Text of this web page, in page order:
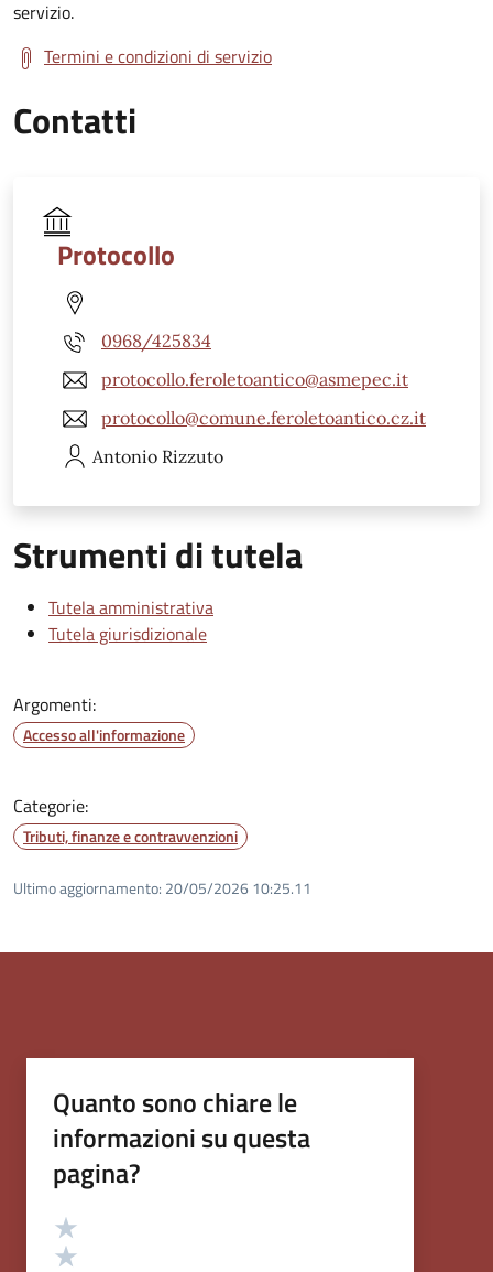
servizio.
Termini e condizioni di servizio
Contatti
Protocollo
0968/425834
protocollo.feroletoantico@asmepec.it
protocollo@comune.feroletoantico.cz.it
Antonio Rizzuto
Strumenti di tutela
Tutela amministrativa
Tutela giurisdizionale
Argomenti:
Accesso all'informazione
Categorie:
Tributi, finanze e contravvenzioni
Ultimo aggiornamento: 20/05/2026 10:25.11
Quanto sono chiare le
informazioni su questa
pagina?
Valutazione